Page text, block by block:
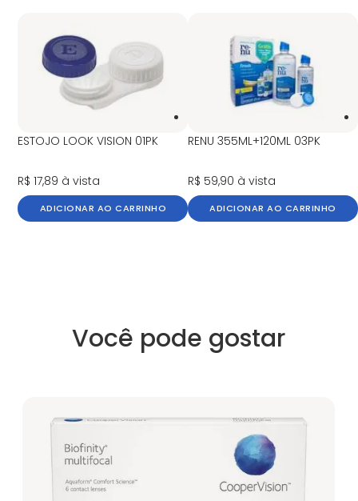
ESTOJO LOOK VISION 01PK
R$ 17,89 à vista
ADICIONAR AO CARRINHO
RENU 355ML+120ML 03PK
R$ 59,90 à vista
ADICIONAR AO CARRINHO
Você pode gostar